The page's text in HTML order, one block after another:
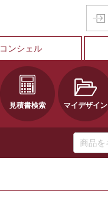
ンシェル
見積書検索 マイデザイン